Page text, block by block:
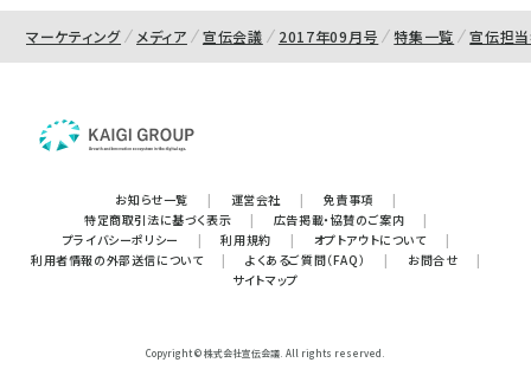
マーケティング メディア 宣伝会議 2017年09月号 特集一覧 宣伝担当
お知らせ一覧 | 運営会社 | 免責事項
|
特定商取引法に基づく表示
| 広告掲載・協賛のご案内
|
プライバシーポリシー
| 利用規約 | オプトアウトについて
|
利用者情報の外部送信について
| よくあるご質問（FAQ） | お問合せ
|
サイトマップ
Copyright © 株式会社宣伝会議. All rights reserved.